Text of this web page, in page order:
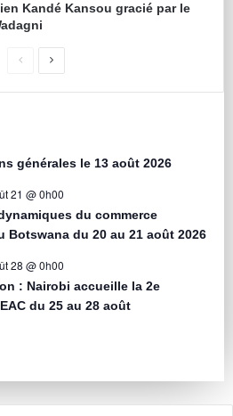
Kandé Kansou gracié par le
générales le 13 août 2026
21 @ 0h00
du commerce
Botswana du 20 au 21 août 2026
28 @ 0h00
: Nairobi accueille la 2e
du 25 au 28 août